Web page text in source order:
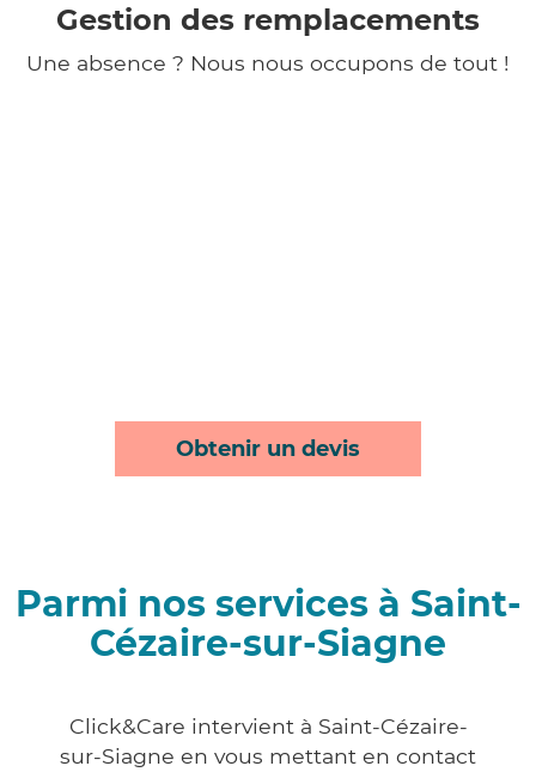
Gestion des remplacements
Une absence ? Nous nous occupons de tout !
Obtenir un devis
Parmi nos services à Saint-
Cézaire-sur-Siagne
Click&Care intervient à Saint-Cézaire-
sur-Siagne en vous mettant en contact